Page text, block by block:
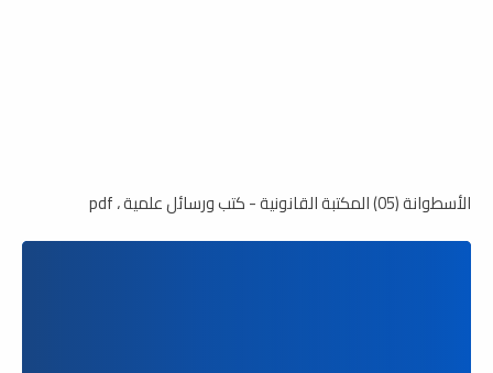
الأسطوانة (05) المكتبة القانونية - كتب ورسائل علمية ، pdf